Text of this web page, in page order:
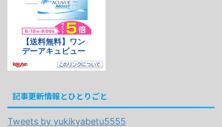
記事更新情報とひとりごと
Tweets by yukikyabetu5555